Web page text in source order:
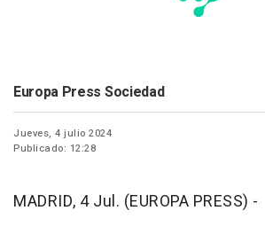
Europa Press Sociedad
Jueves, 4 julio 2024
Publicado: 12:28
MADRID, 4 Jul. (EUROPA PRESS) -